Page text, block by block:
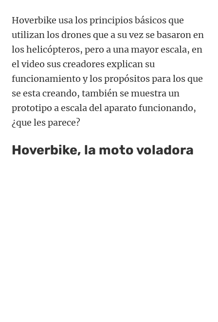
Hoverbike usa los principios básicos que
utilizan los drones que a su vez se basaron en
los helicópteros, pero a una mayor escala, en
el video sus creadores explican su
funcionamiento y los propósitos para los que
se esta creando, también se muestra un
prototipo a escala del aparato funcionando,
¿que les parece?
Hoverbike, la moto voladora